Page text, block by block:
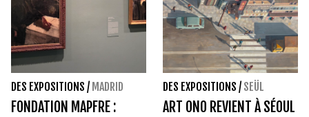
DES EXPOSITIONS / MADRID
FONDATION MAPFRE :
DES EXPOSITIONS / SEÜL
ART ONO REVIENT À SÉOUL